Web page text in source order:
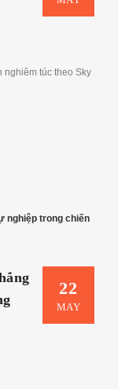
nghiêm túc theo Sky
22
MAY